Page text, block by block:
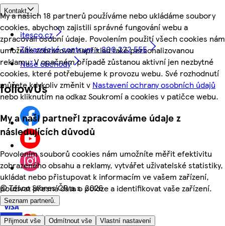
My a našich 18 partnerů používáme nebo ukládáme soubory
cookies, abychom zajistili správné fungování webu a
zpracovali osobní údaje. Povolením použití všech cookies nám
umožníte zobrazovat například také personalizovanou
reklamu. V opačném případě zůstanou aktivní jen nezbytné
cookies, které potřebujeme k provozu webu. Své rozhodnutí
můžete kdykoliv změnit v Nastavení ochrany osobních údajů
nebo kliknutím na odkaz Soukromí a cookies v patičce webu.
My a naši partneři zpracováváme údaje z
následujících důvodů
Povolením souborů cookies nám umožníte měřit efektivitu
zobrazeného obsahu a reklamy, vytvářet uživatelské statistiky,
ukládat nebo přistupovat k informacím ve vašem zařízení,
používat přesná data o poloze a identifikovat vaše zařízení.
Seznam partnerů.
Přijmout vše Odmítnout vše Vlastní nastavení
Kontakt
itesco.cz
Zákaznické centrum - 800 222 555
Naše obchody
followUs
©Tesco Stores ČR a.s. 2026